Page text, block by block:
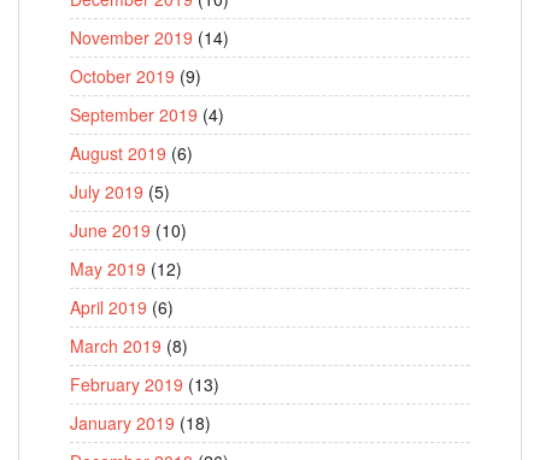
November 2019 (14)
October 2019 (9)
September 2019 (4)
August 2019 (6)
July 2019 (5)
June 2019 (10)
May 2019 (12)
April 2019 (6)
March 2019 (8)
February 2019 (13)
January 2019 (18)